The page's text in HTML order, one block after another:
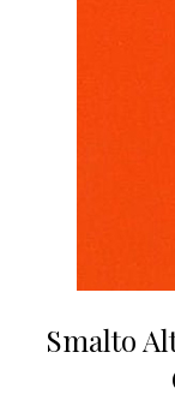
Smalto